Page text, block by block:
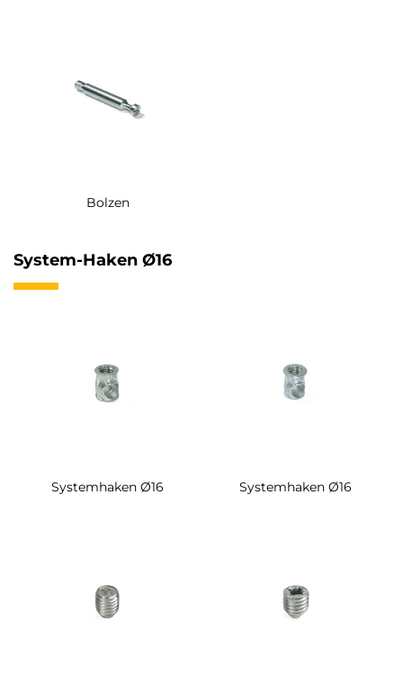
Bolzen
System-Haken Ø16
Systemhaken Ø16 Systemhaken Ø16